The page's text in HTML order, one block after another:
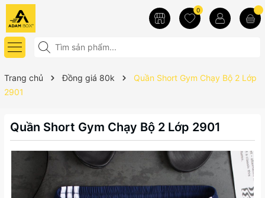
0
Trang chủ Đồng giá 80k
Quần Short Gym Chạy Bộ 2 Lớp
2901
Quần Short Gym Chạy Bộ 2 Lớp 2901